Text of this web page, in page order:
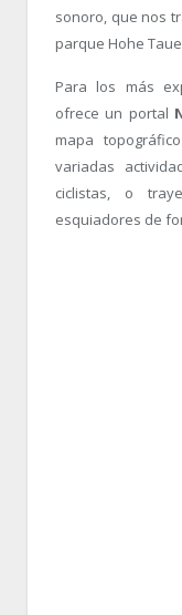
sonoro, que nos
parque Hohe
Para los más
ofrece un portal
mapa
variadas
ciclistas, o
esquiadores de